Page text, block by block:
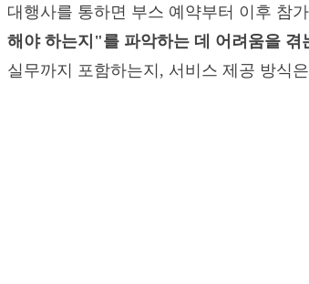
대행사를 통하면 부스 예약부터 이후 참
해야 하는지"를 파악하는 데 어려움을
실무까지 포함하는지, 서비스 제공 방식